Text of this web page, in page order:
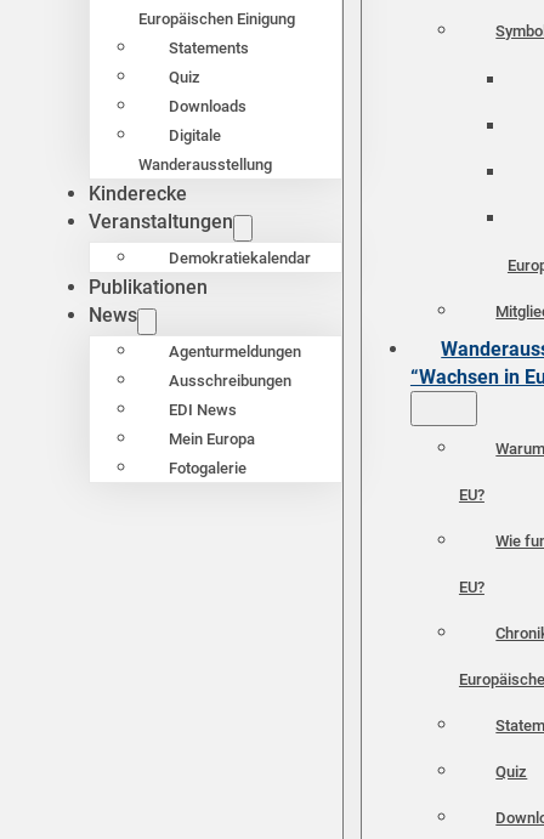
Europäischen Einigung
Statements
Quiz
Downloads
Digitale
Wanderausstellung
Kinderecke
Veranstaltungen
Demokratiekalendar
Publikationen
News
Agenturmeldungen
Ausschreibungen
EDI News
Mein Europa
Fotogalerie
“Wachsen in
EU?
Wie
EU?
Quiz